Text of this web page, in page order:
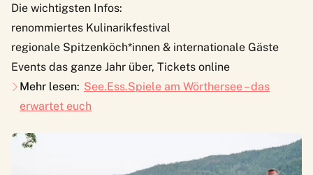
Die wichtigsten Infos:
renommiertes Kulinarikfestival
regionale Spitzenköch*innen & internationale Gäste
Events das ganze Jahr über, Tickets online
Mehr lesen: See.Ess.Spiele am Wörthersee – das
erwartet euch